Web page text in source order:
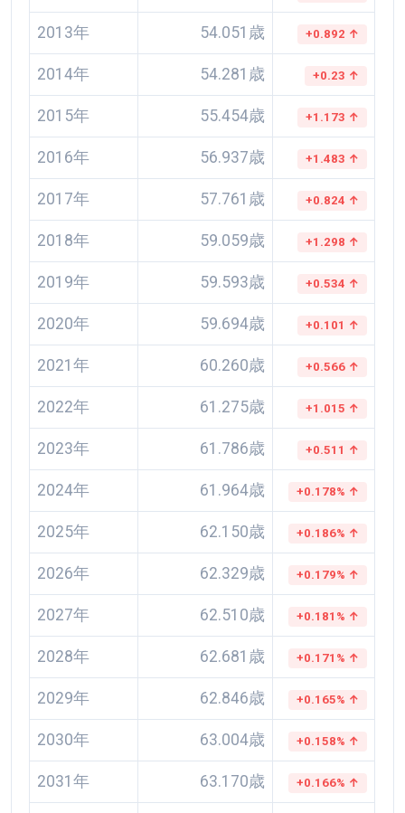
2013年 54.051歳 +0.892 ↑
2014年 54.281歳 +0.23 ↑
2015年 55.454歳 +1.173 ↑
2016年 56.937歳 +1.483 ↑
2017年 57.761歳 +0.824 ↑
2018年 59.059歳 +1.298 ↑
2019年 59.593歳 +0.534 ↑
2020年 59.694歳 +0.101 ↑
2021年 60.260歳 +0.566 ↑
2022年 61.275歳 +1.015 ↑
2023年 61.786歳 +0.511 ↑
2024年 61.964歳 +0.178% ↑
2025年 62.150歳 +0.186% ↑
2026年 62.329歳 +0.179% ↑
2027年 62.510歳 +0.181% ↑
2028年 62.681歳 +0.171% ↑
2029年 62.846歳 +0.165% ↑
2030年 63.004歳 +0.158% ↑
2031年 63.170歳 +0.166% ↑